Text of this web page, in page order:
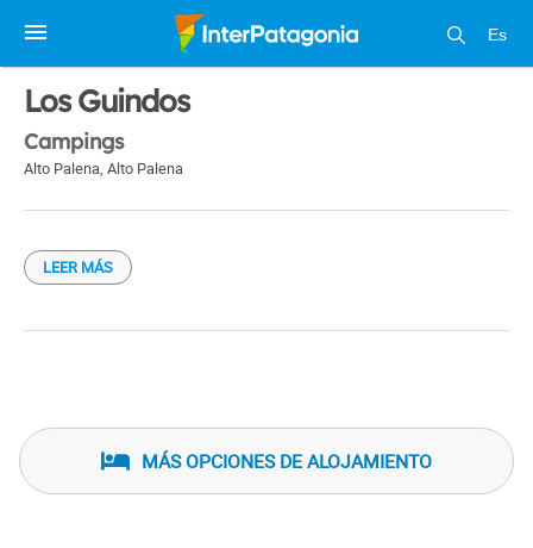
Es
1 / 1
Los Guindos
Campings
Alto Palena, Alto Palena
LEER MÁS
MÁS OPCIONES DE ALOJAMIENTO